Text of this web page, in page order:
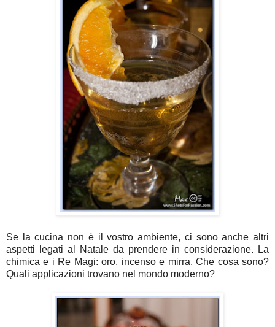
Se la cucina non è il vostro ambiente, ci sono anche altri
aspetti legati al Natale da prendere in considerazione. La
chimica e i Re Magi: oro, incenso e mirra. Che cosa sono?
Quali applicazioni trovano nel mondo moderno?